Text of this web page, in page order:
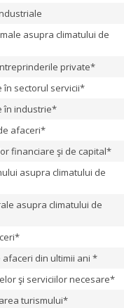
asupra climatului de
private*
în sectorul servicii*
în industrie*
afaceri*
financiare şi de capital*
asupra climatului de
asupra climatului de
afaceri din ultimii ani *
şi serviciilor necesare*
turismului*